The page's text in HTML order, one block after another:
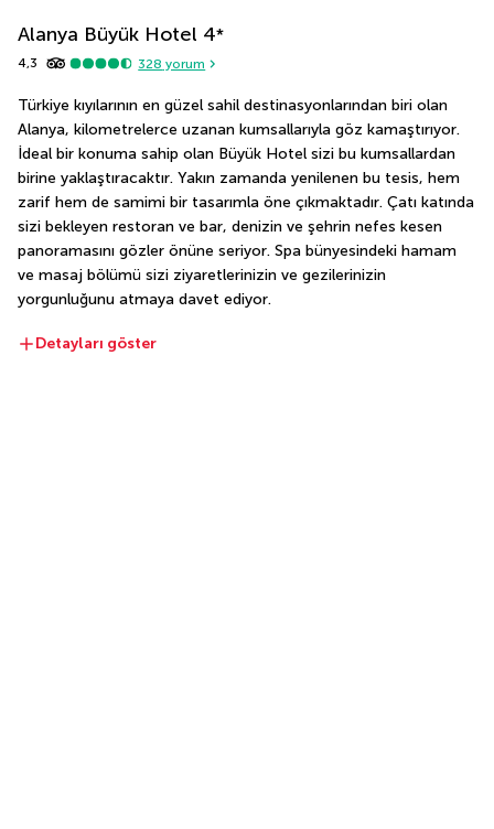
Alanya Büyük Hotel 4*
4,3 328 yorum
Türkiye kıyılarının en güzel sahil destinasyonlarından biri olan
Alanya, kilometrelerce uzanan kumsallarıyla göz kamaştırıyor.
İdeal bir konuma sahip olan Büyük Hotel sizi bu kumsallardan
birine yaklaştıracaktır. Yakın zamanda yenilenen bu tesis, hem
zarif hem de samimi bir tasarımla öne çıkmaktadır. Çatı katında
sizi bekleyen restoran ve bar, denizin ve şehrin nefes kesen
panoramasını gözler önüne seriyor. Spa bünyesindeki hamam
ve masaj bölümü sizi ziyaretlerinizin ve gezilerinizin
yorgunluğunu atmaya davet ediyor.
Detayları göster